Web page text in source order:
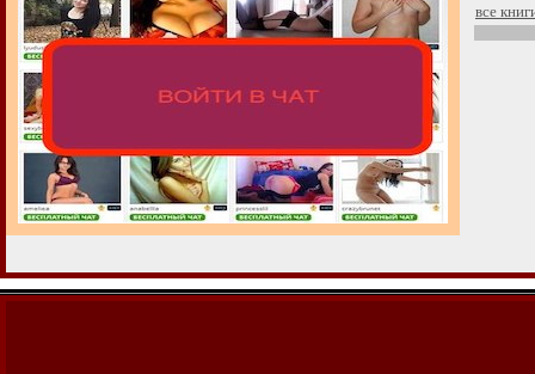
все